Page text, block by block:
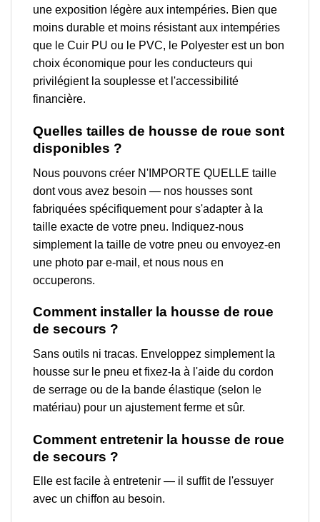
une exposition légère aux intempéries. Bien que
moins durable et moins résistant aux intempéries
que le Cuir PU ou le PVC, le Polyester est un bon
choix économique pour les conducteurs qui
privilégient la souplesse et l'accessibilité
financière.
Quelles tailles de housse de roue sont
disponibles ?
Nous pouvons créer N'IMPORTE QUELLE taille
dont vous avez besoin — nos housses sont
fabriquées spécifiquement pour s'adapter à la
taille exacte de votre pneu. Indiquez-nous
simplement la taille de votre pneu ou envoyez-en
une photo par e-mail, et nous nous en
occuperons.
Comment installer la housse de roue
de secours ?
Sans outils ni tracas. Enveloppez simplement la
housse sur le pneu et fixez-la à l'aide du cordon
de serrage ou de la bande élastique (selon le
matériau) pour un ajustement ferme et sûr.
Comment entretenir la housse de roue
de secours ?
Elle est facile à entretenir — il suffit de l'essuyer
avec un chiffon au besoin.